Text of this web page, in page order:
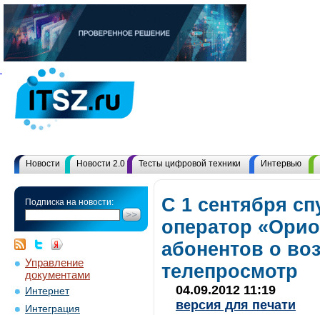
Новости Новости 2.0 Тесты цифровой техники Интервью
Подписка на новости:
Управление
документами
Интернет
Интеграция
С 1 сентября
оператор
абонентов о
телепросмотр
04.09.2012 11:19
версия для печати